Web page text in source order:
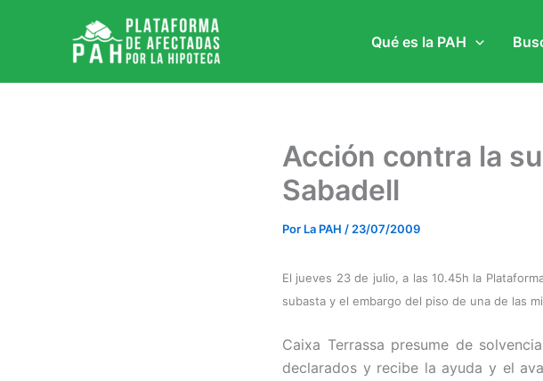
Qué es la PAH
Acción contra la
Sabadell
Por La PAH / 23/07/2009
El jueves 23 de julio, a las 10.45h la
subasta y el embargo del piso de una de las
Caixa Terrassa presume de
declarados y recibe la ayuda y el